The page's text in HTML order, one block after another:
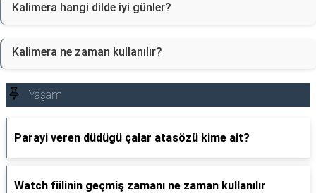
Kalimera hangi dilde iyi günler?
Kalimera ne zaman kullanılır?
Yaşam
Parayi veren düdügü çalar atasözü kime ait?
Watch fiilinin geçmiş zamanı ne zaman kullanılır